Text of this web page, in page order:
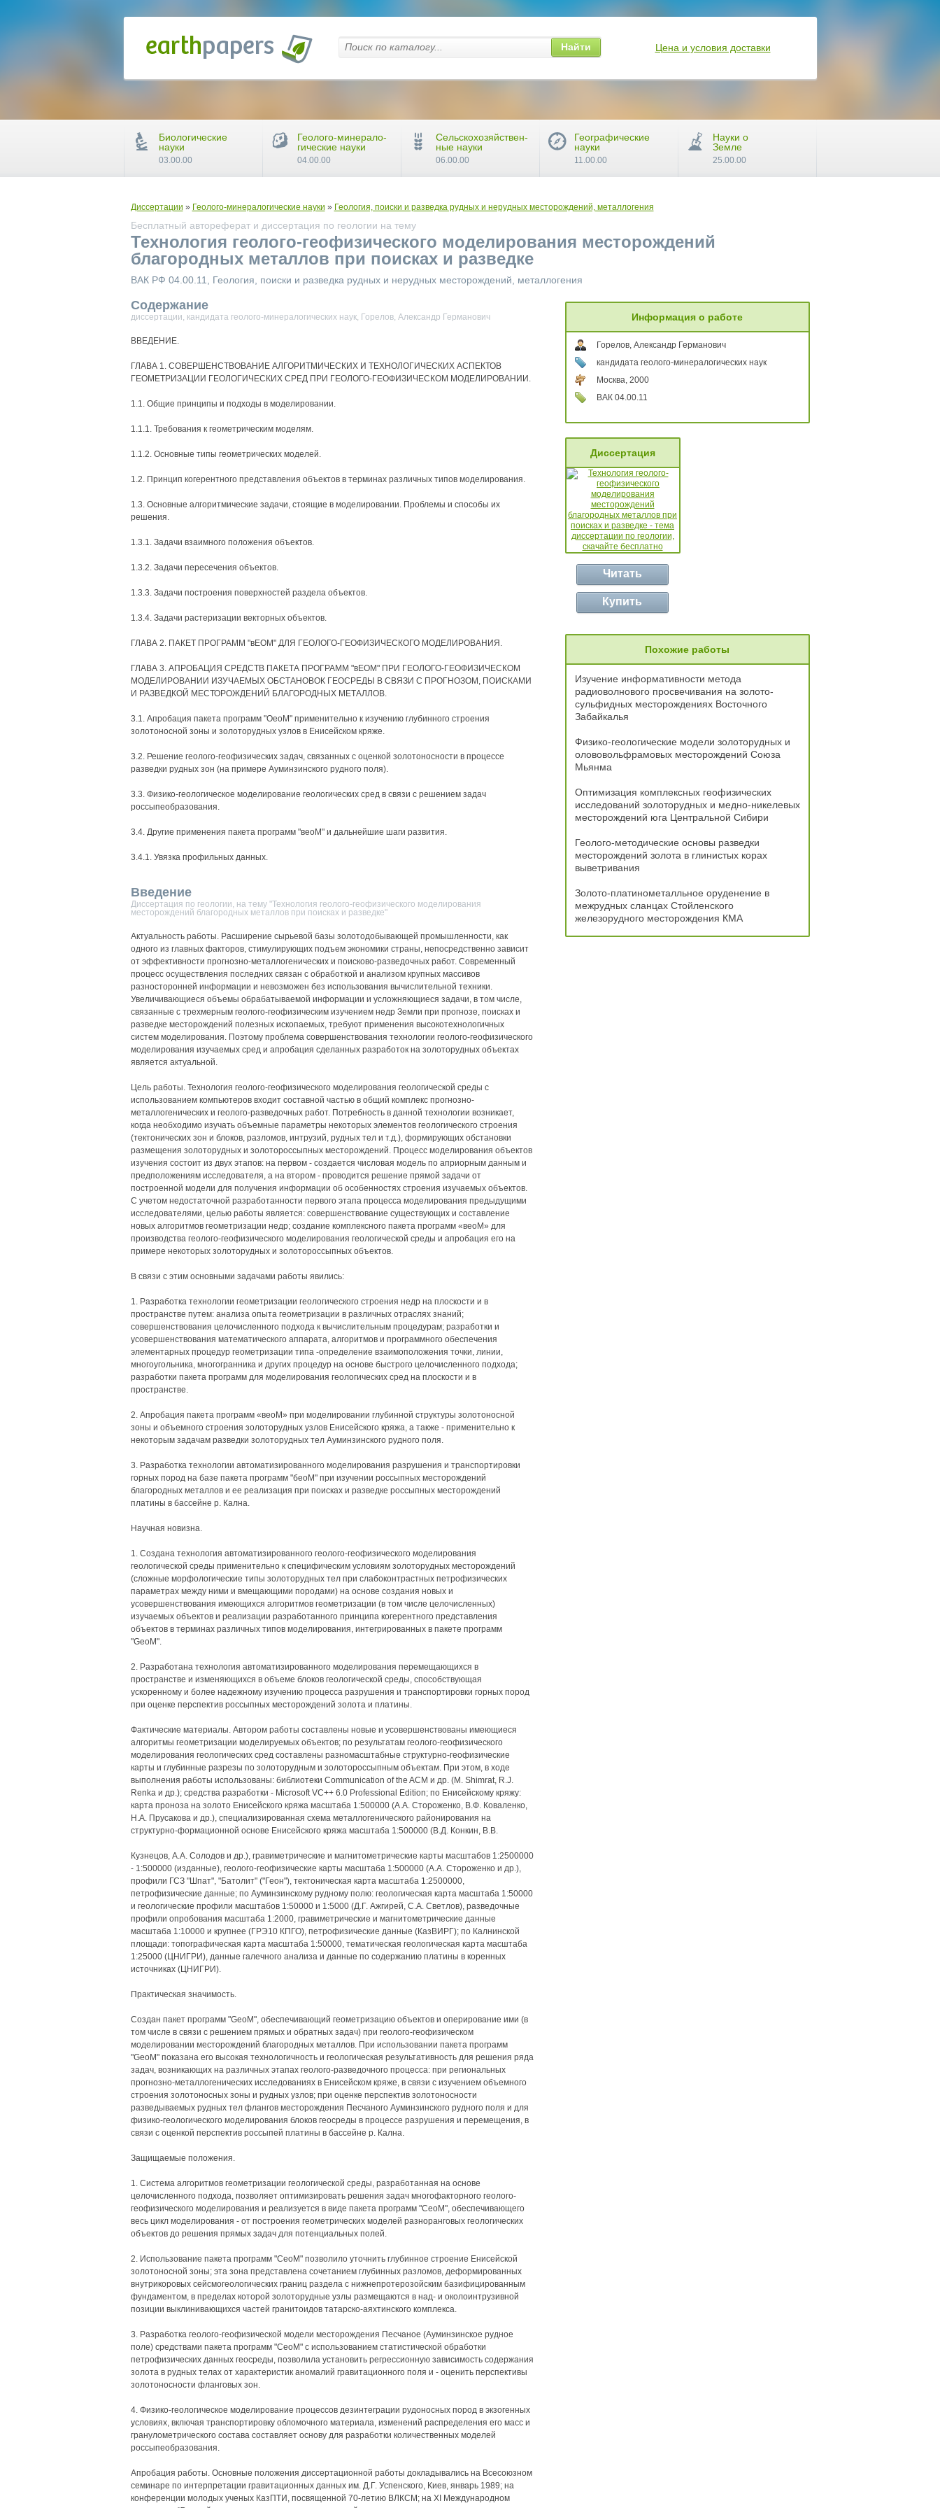
Диссертации » Геолого-минералогические науки » Геология, поиски и разведка рудных и нерудных месторождений, металлогения
Бесплатный автореферат и диссертация по геологии на тему
Технология геолого-геофизического моделирования месторождений
благородных металлов при поисках и разведке
ВАК РФ 04.00.11, Геология, поиски и разведка рудных и нерудных месторождений, металлогения
Содержание
диссертации, кандидата геолого-минералогических наук, Горелов, Александр Германович
ВВЕДЕНИЕ.
ГЛАВА 1. СОВЕРШЕНСТВОВАНИЕ АЛГОРИТМИЧЕСКИХ И ТЕХНОЛОГИЧЕСКИХ АСПЕКТОВ
ГЕОМЕТРИЗАЦИИ ГЕОЛОГИЧЕСКИХ СРЕД ПРИ ГЕОЛОГО-ГЕОФИЗИЧЕСКОМ МОДЕЛИРОВАНИИ.
1.1. Общие принципы и подходы в моделировании.
1.1.1. Требования к геометрическим моделям.
1.1.2. Основные типы геометрических моделей.
1.2. Принцип когерентного представления объектов в терминах различных типов моделирования.
1.3. Основные алгоритмические задачи, стоящие в моделировании. Проблемы и способы их
решения.
1.3.1. Задачи взаимного положения объектов.
1.3.2. Задачи пересечения объектов.
1.3.3. Задачи построения поверхностей раздела объектов.
1.3.4. Задачи растеризации векторных объектов.
ГЛАВА 2. ПАКЕТ ПРОГРАММ "вЕОМ" ДЛЯ ГЕОЛОГО-ГЕОФИЗИЧЕСКОГО МОДЕЛИРОВАНИЯ.
ГЛАВА 3. АПРОБАЦИЯ СРЕДСТВ ПАКЕТА ПРОГРАММ "вЕОМ" ПРИ ГЕОЛОГО-ГЕОФИЗИЧЕСКОМ
МОДЕЛИРОВАНИИ ИЗУЧАЕМЫХ ОБСТАНОВОК ГЕОСРЕДЫ В СВЯЗИ С ПРОГНОЗОМ, ПОИСКАМИ
И РАЗВЕДКОЙ МЕСТОРОЖДЕНИЙ БЛАГОРОДНЫХ МЕТАЛЛОВ.
3.1. Апробация пакета программ "ОеоМ" применительно к изучению глубинного строения
золотоносной зоны и золоторудных узлов в Енисейском кряже.
3.2. Решение геолого-геофизических задач, связанных с оценкой золотоносности в процессе
разведки рудных зон (на примере Ауминзинского рудного поля).
3.3. Физико-геологическое моделирование геологических сред в связи с решением задач
россыпеобразования.
3.4. Другие применения пакета программ "веоМ" и дальнейшие шаги развития.
3.4.1. Увязка профильных данных.
Введение
Диссертация по геологии, на тему "Технология геолого-геофизического моделирования
месторождений благородных металлов при поисках и разведке"
Актуальность работы. Расширение сырьевой базы золотодобывающей промышленности, как
одного из главных факторов, стимулирующих подъем экономики страны, непосредственно зависит
от эффективности прогнозно-металлогенических и поисково-разведочных работ. Современный
процесс осуществления последних связан с обработкой и анализом крупных массивов
разносторонней информации и невозможен без использования вычислительной техники.
Увеличивающиеся объемы обрабатываемой информации и усложняющиеся задачи, в том числе,
связанные с трехмерным геолого-геофизическим изучением недр Земли при прогнозе, поисках и
разведке месторождений полезных ископаемых, требуют применения высокотехнологичных
систем моделирования. Поэтому проблема совершенствования технологии геолого-геофизического
моделирования изучаемых сред и апробация сделанных разработок на золоторудных объектах
является актуальной.
Цель работы. Технология геолого-геофизического моделирования геологической среды с
использованием компьютеров входит составной частью в общий комплекс прогнозно-
металлогенических и геолого-разведочных работ. Потребность в данной технологии возникает,
когда необходимо изучать объемные параметры некоторых элементов геологического строения
(тектонических зон и блоков, разломов, интрузий, рудных тел и т.д.), формирующих обстановки
размещения золоторудных и золотороссыпных месторождений. Процесс моделирования объектов
изучения состоит из двух этапов: на первом - создается числовая модель по априорным данным и
предположениям исследователя, а на втором - проводится решение прямой задачи от
построенной модели для получения информации об особенностях строения изучаемых объектов.
С учетом недостаточной разработанности первого этапа процесса моделирования предыдущими
исследователями, целью работы является: совершенствование существующих и составление
новых алгоритмов геометризации недр; создание комплексного пакета программ «веоМ» для
производства геолого-геофизического моделирования геологической среды и апробация его на
примере некоторых золоторудных и золотороссыпных объектов.
В связи с этим основными задачами работы явились:
1. Разработка технологии геометризации геологического строения недр на плоскости и в
пространстве путем: анализа опыта геометризации в различных отраслях знаний;
совершенствования целочисленного подхода к вычислительным процедурам; разработки и
усовершенствования математического аппарата, алгоритмов и программного обеспечения
элементарных процедур геометризации типа -определение взаимоположения точки, линии,
многоугольника, многогранника и других процедур на основе быстрого целочисленного подхода;
разработки пакета программ для моделирования геологических сред на плоскости и в
пространстве.
2. Апробация пакета программ «веоМ» при моделировании глубинной структуры золотоносной
зоны и объемного строения золоторудных узлов Енисейского кряжа, а также - применительно к
некоторым задачам разведки золоторудных тел Ауминзинского рудного поля.
3. Разработка технологии автоматизированного моделирования разрушения и транспортировки
горных пород на базе пакета программ "беоМ" при изучении россыпных месторождений
благородных металлов и ее реализация при поисках и разведке россыпных месторождений
платины в бассейне р. Кална.
Научная новизна.
1. Создана технология автоматизированного геолого-геофизического моделирования
геологической среды применительно к специфическим условиям золоторудных месторождений
(сложные морфологические типы золоторудных тел при слабоконтрастных петрофизических
параметрах между ними и вмещающими породами) на основе создания новых и
усовершенствования имеющихся алгоритмов геометризации (в том числе целочисленных)
изучаемых объектов и реализации разработанного принципа когерентного представления
объектов в терминах различных типов моделирования, интегрированных в пакете программ
"GeoM".
2. Разработана технология автоматизированного моделирования перемещающихся в
пространстве и изменяющихся в объеме блоков геологической среды, способствующая
ускоренному и более надежному изучению процесса разрушения и транспортировки горных пород
при оценке перспектив россыпных месторождений золота и платины.
Фактические материалы. Автором работы составлены новые и усовершенствованы имеющиеся
алгоритмы геометризации моделируемых объектов; по результатам геолого-геофизического
моделирования геологических сред составлены разномасштабные структурно-геофизические
карты и глубинные разрезы по золоторудным и золотороссыпным объектам. При этом, в ходе
выполнения работы использованы: библиотеки Communication of the ACM и др. (М. Shimrat, R.J.
Renka и др.); средства разработки - Microsoft VC++ 6.0 Professional Edition; по Енисейскому кряжу:
карта проноза на золото Енисейского кряжа масштаба 1:500000 (A.A. Стороженко, В.Ф. Коваленко,
H.A. Прусакова и др.), специализированная схема металлогенического районирования на
структурно-формационной основе Енисейского кряжа масштаба 1:500000 (В.Д. Конкин, В.В.
Кузнецов, A.A. Солодов и др.), гравиметрические и магнитометрические карты масштабов 1:2500000
- 1:500000 (изданные), геолого-геофизические карты масштаба 1:500000 (A.A. Стороженко и др.),
профили ГСЗ "Шпат", "Батолит" ("Геон"), тектоническая карта масштаба 1:2500000,
петрофизические данные; по Ауминзинскому рудному полю: геологическая карта масштаба 1:50000
и геологические профили масштабов 1:50000 и 1:5000 (Д.Г. Ажгирей, С.А. Светлов), разведочные
профили опробования масштаба 1:2000, гравиметрические и магнитометрические данные
масштаба 1:10000 и крупнее (ГРЭ10 КПГО), петрофизические данные (КазВИРГ); по Калнинской
площади: топографическая карта масштаба 1:50000, тематическая геологическая карта масштаба
1:25000 (ЦНИГРИ), данные галечного анализа и данные по содержанию платины в коренных
источниках (ЦНИГРИ).
Практическая значимость.
Создан пакет программ "GeoM", обеспечивающий геометризацию объектов и оперирование ими (в
том числе в связи с решением прямых и обратных задач) при геолого-геофизическом
моделировании месторождений благородных металлов. При использовании пакета программ
"GeoM" показана его высокая технологичность и геологическая результативность для решения ряда
задач, возникающих на различных этапах геолого-разведочного процесса: при региональных
прогнозно-металлогенических исследованиях в Енисейском кряже, в связи с изучением объемного
строения золотоносных зоны и рудных узлов; при оценке перспектив золотоносности
разведываемых рудных тел флангов месторождения Песчаного Ауминзинского рудного поля и для
физико-геологического моделирования блоков геосреды в процессе разрушения и перемещения, в
связи с оценкой перспектив россыпей платины в бассейне р. Кална.
Защищаемые положения.
1. Система алгоритмов геометризации геологической среды, разработанная на основе
целочисленного подхода, позволяет оптимизировать решения задач многофакторного геолого-
геофизического моделирования и реализуется в виде пакета программ "СеоМ", обеспечивающего
весь цикл моделирования - от построения геометрических моделей разноранговых геологических
объектов до решения прямых задач для потенциальных полей.
2. Использование пакета программ "СеоМ" позволило уточнить глубинное строение Енисейской
золотоносной зоны; эта зона представлена сочетанием глубинных разломов, деформированных
внутрикоровых сейсмогеологических границ раздела с нижнепротерозойским базифицированным
фундаментом, в пределах которой золоторудные узлы размещаются в над- и околоинтрузивной
позиции выклинивающихся частей гранитоидов татарско-аяхтинского комплекса.
3. Разработка геолого-геофизической модели месторождения Песчаное (Ауминзинское рудное
поле) средствами пакета программ "СеоМ" с использованием статистической обработки
петрофизических данных геосреды, позволила установить регрессионную зависимость содержания
золота в рудных телах от характеристик аномалий гравитационного поля и - оценить перспективы
золотоносности фланговых зон.
4. Физико-геологическое моделирование процессов дезинтеграции рудоносных пород в экзогенных
условиях, включая транспортировку обломочного материала, изменений распределения его масс и
гранулометрического состава составляет основу для разработки количественных моделей
россыпеобразования.
Апробация работы. Основные положения диссертационной работы докладывались на Всесоюзном
семинаре по интерпретации гравитационных данных им. Д.Г. Успенского, Киев, январь 1989; на
конференции молодых ученых КазПТИ, посвященной 70-летию ВЛКСМ; на XI Международном
Информация о работе
Горелов, Александр Германович
кандидата геолого-минералогических наук
Москва, 2000
ВАК 04.00.11
Диссертация
Читать
Купить
Похожие работы
Изучение информативности метода
радиоволнового просвечивания на золото-
сульфидных месторождениях Восточного
Забайкалья
Физико-геологические модели золоторудных и
олововольфрамовых месторождений Союза
Мьянма
Оптимизация комплексных геофизических
исследований золоторудных и медно-никелевых
месторождений юга Центральной Сибири
Геолого-методические основы разведки
месторождений золота в глинистых корах
выветривания
Золото-платинометалльное оруденение в
межрудных сланцах Стойленского
железорудного месторождения КМА
Найти Цена и условия доставки
Биологические
науки
03.00.00
Геолого-минерало-
гические науки
04.00.00
Сельскохозяйствен-
ные науки
06.00.00
Географические
науки
11.00.00
Науки о
Земле
25.00.00